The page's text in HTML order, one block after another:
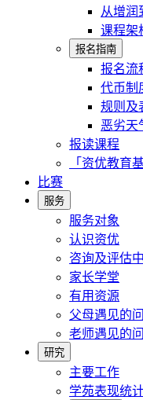
从增润
课程架
报名指南
报名流
代币制
规则及
恶劣天
报读课程
「资优教育
比赛
服务
服务对象
认识资优
咨询及评估
家长学堂
有用资源
父母遇见的
老师遇见的
研究
主要工作
学苑表现统